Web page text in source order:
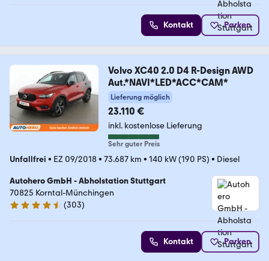
Kontakt Parken
Volvo XC40 2.0 D4 R-Design AWD
Aut.*NAVI*LED*ACC*CAM*
Lieferung möglich
23.110 €
inkl. kostenlose Lieferung
Sehr guter Preis
Unfallfrei • EZ 09/2018• 73.687 km • 140 kW (190 PS) • Diesel
Autohero GmbH - Abholstation Stuttgart
70825 Korntal-Münchingen
4.4 Sterne
(303)
Kontakt Parken